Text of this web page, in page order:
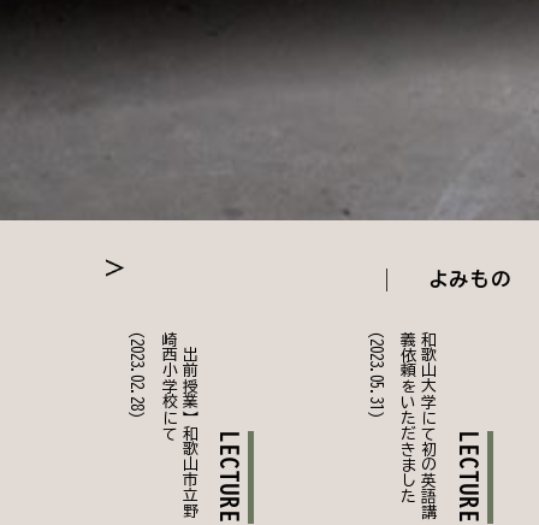
よみもの
LECTURE
和
歌
山
大
学
に
て
初
の
英
語
講
義
依
頼
を
い
た
だ
き
ま
し
た
(2023.05.31)
LECTURE
【
出
前
授
業
】
和
歌
山
市
立
野
崎
西
小
学
校
に
て
(2023.02.28)